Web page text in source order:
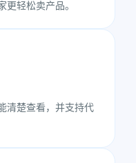
更轻松卖产品。
清楚查看，并支持代